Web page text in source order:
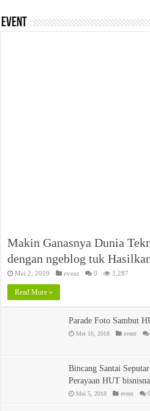
event
Makin Ganasnya Dunia
dengan ngeblog tuk
Mei 2, 2019 event 0 3,287
Read More »
Parade Foto Sambut
Mei 10, 2018 event
Bincang Santai
Perayaan HUT
Mei 5, 2018 event 0